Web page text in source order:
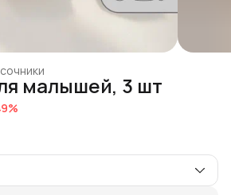
малышей, 3 шт
%